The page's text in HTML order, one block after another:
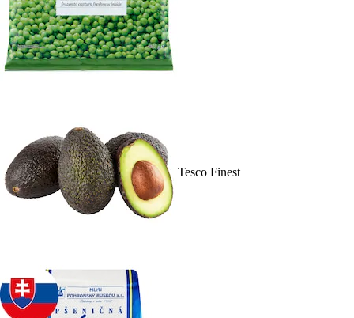
Tesco Finest